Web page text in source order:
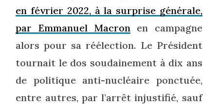
en février 2022, à la surprise générale,
par Emmanuel Macronen campagne
alors pour sa réélection. Le Président
tournait le dos soudainement à dix ans
de politique anti-nucléaire ponctuée,
entre autres, par l’arrêt injustifié, sauf